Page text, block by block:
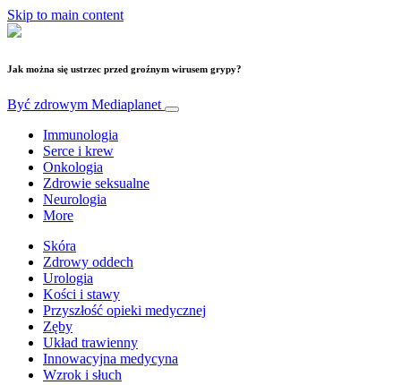
Skip to main content
Jak można się ustrzec przed groźnym wirusem grypy?
Być zdrowym Mediaplanet
Immunologia
Serce i krew
Onkologia
Zdrowie seksualne
Neurologia
More
Skóra
Zdrowy oddech
Urologia
Kości i stawy
Przyszłość opieki medycznej
Zęby
Układ trawienny
Innowacyjna medycyna
Wzrok i słuch